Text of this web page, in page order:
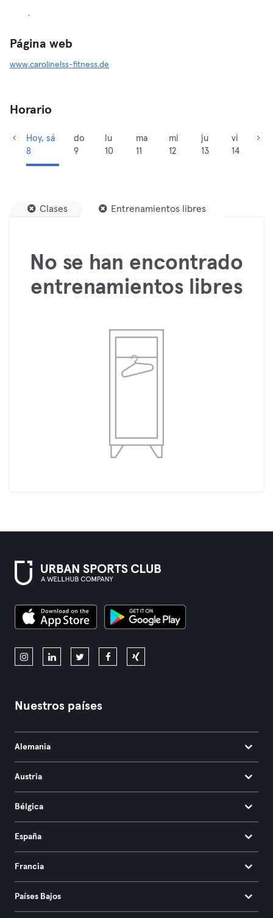
.
Página web
www.carolinelss-fitness.de
Horario
Hoy, sá
8
do
9
lu
10
ma
11
mi
12
ju
13
vi
14
Clases Entrenamientos libres
No se han encontrado
entrenamientos libres
Nuestros países
Alemania
Austria
Bélgica
España
Francia
Países Bajos